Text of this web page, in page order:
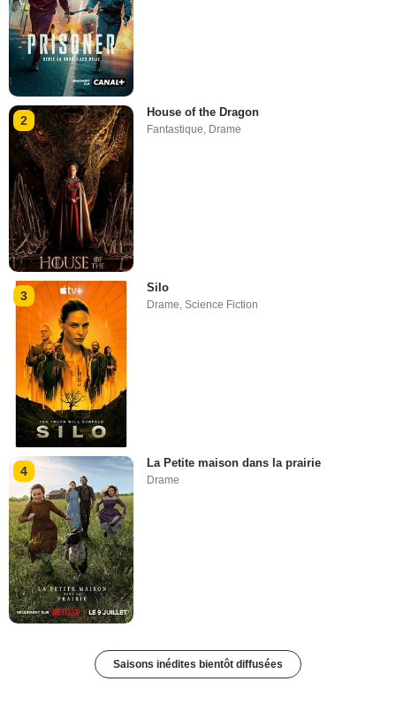
2
House of the Dragon
Fantastique Drame
3
Silo
Drame,Science Fiction
4
La Petite maison dans la prairie
Drame
Saisons inédites bientôt diffusées